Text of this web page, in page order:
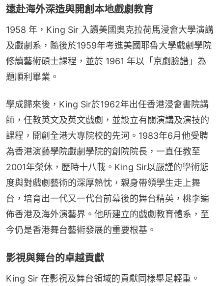
遠赴海外深造與開創本地戲劇教育
1958 年，King Sir 入讀美國奧克拉荷馬浸會大學演講
及戲劇系，隨後於1959年考進美國耶魯大學戲劇學院
修讀藝術碩士課程，並於 1961 年以「京劇臉譜」為
題順利畢業。
學成歸來後，King Sir於1962年出任香港浸會書院講
師，任教英文及英文戲劇，並設立有關演講及演技的
課程，開創全港大專院校的先河。1983年6月他受聘
為香港演藝學院戲劇學院的創院院長，一直任教至
2001年榮休，歷時十八載。King Sir以嚴謹的學術態
度與對戲劇藝術的深厚熱忱，親身帶領學生走上舞
台，培育出一代又一代台前幕後的舞台精英，桃李遍
佈香港及海外演藝界。他所建立的戲劇教育體系，至
今仍是香港舞台藝術發展的重要根基。
影視與舞台的卓越貢獻
King Sir 在影視及舞台領域的貢獻同樣舉足輕重。